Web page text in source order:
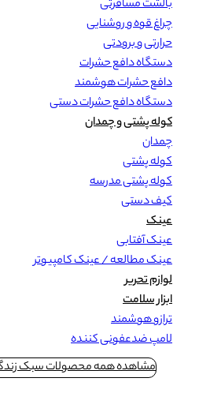
بالشت مسافرتی
چراغ قوه و روشنایی
حرارتی و برودتی
دستگاه دافع حشرات
دافع حشرات هوشمند
دستگاه دافع حشرات دستی
کوله پشتی و چمدان
چمدان
کوله پشتی
کوله پشتی مدرسه
کیف دستی
عینک
عینک آفتابی
عینک مطالعه / عینک کامپیوتر
لوازم تحریر
ابزار سلامت
ترازو هوشمند
لامپ ضدعفونی کننده
مشاهده همه محصولات سبک